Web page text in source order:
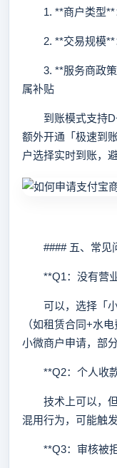
1. **商户类型**
2. **交易规模**
3. **服务商政策
属补贴
到账模式支持
额外开通「极速到
户选择实时到账，
#### 五、常见
**Q1：没有营业
可以，选择「小
（如租赁合同+水
小微商户申请，部
**Q2：个人收款
技术上可以，但
混用行为，可能触
**Q3：审核被拒